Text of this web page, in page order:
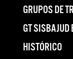
GRUPOS DE
GT SISBAJUD
HISTÓRICO